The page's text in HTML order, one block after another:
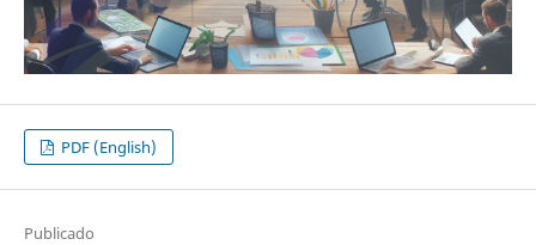
PDF (English)
Publicado